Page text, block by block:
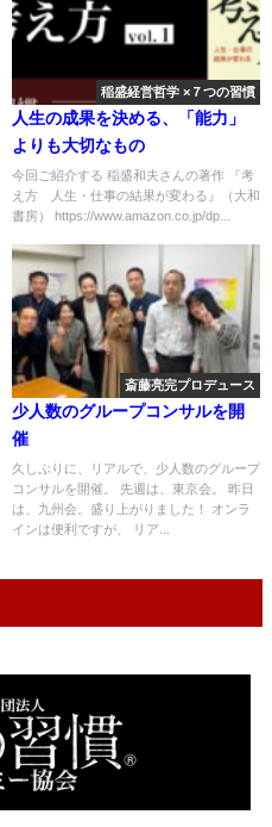
稲盛経営哲学 ×７つの習慣
人生の成果を決める、「能力」
よりも大切なもの
今回ご紹介する 稲盛和夫さんの著作 『考
え方 人生・仕事の結果が変わる』（大和
書房） https://www.amazon.co.jp/dp...
斎藤亮完プロデュース
少人数のグループコンサルを開
催
久しぶりに、リアルで、少人数のグループ
コンサルを開催。 先週は、東京会。 昨日
は、九州会。盛り上がりました！ オンラ
インは便利ですが、 リア...